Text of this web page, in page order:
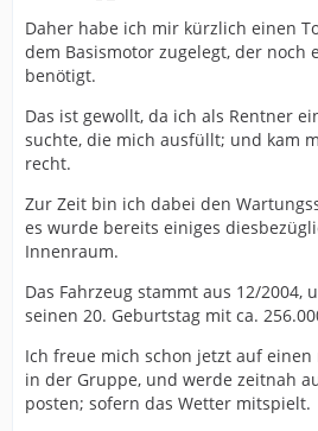
Daher habe ich mir kürzlich einen
dem Basismotor zugelegt, der noch
benötigt.
Das ist gewollt, da ich als Rentner
suchte, die mich ausfüllt; und kam
recht.
Zur Zeit bin ich dabei den
es wurde bereits einiges
Innenraum.
Das Fahrzeug stammt aus 12/2004,
seinen 20. Geburtstag mit ca.
Ich freue mich schon jetzt auf
in der Gruppe, und werde zeitnah
posten; sofern das Wetter mitspielt.